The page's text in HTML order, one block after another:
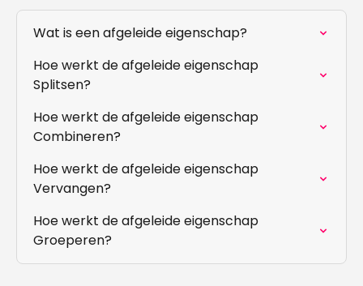
Wat is een afgeleide eigenschap?
Hoe werkt de afgeleide eigenschap
Splitsen?
Hoe werkt de afgeleide eigenschap
Combineren?
Hoe werkt de afgeleide eigenschap
Vervangen?
Hoe werkt de afgeleide eigenschap
Groeperen?